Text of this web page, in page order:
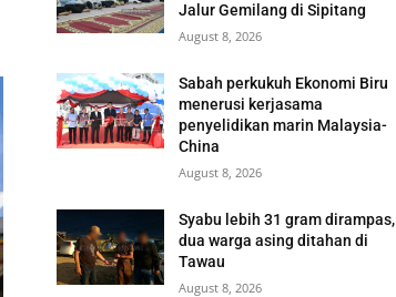
Jalur Gemilang di Sipitang
August 8, 2026
Sabah perkukuh Ekonomi Biru
menerusi kerjasama
penyelidikan marin Malaysia-
China
August 8, 2026
Syabu lebih 31 gram dirampas,
dua warga asing ditahan di
Tawau
August 8, 2026